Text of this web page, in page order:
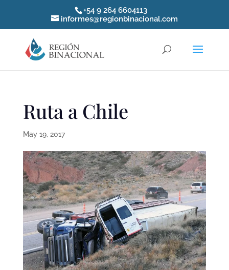
+54 9 264 6604113
informes@regionbinacional.com
Ruta a Chile
May 19, 2017